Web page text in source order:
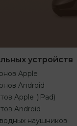
устройств
Apple
Android
Apple (iPad)
Android
наушников